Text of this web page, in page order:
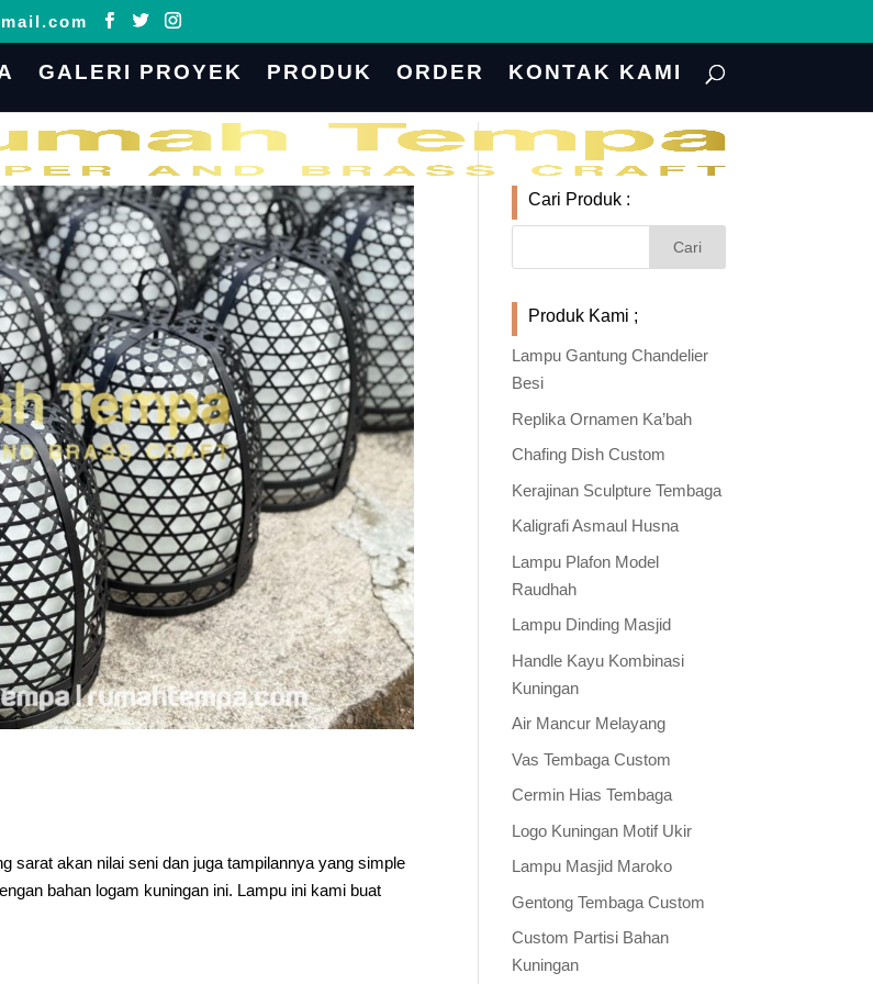
GALERI PROYEK PRODUK ORDER KONTAK KAMI
sarat akan nilai seni dan juga tampilannya yang simple
bahan logam kuningan ini. Lampu ini kami buat
Cari Produk :
Produk Kami ;
Lampu Gantung Chandelier
Besi
Replika Ornamen Ka’bah
Chafing Dish Custom
Kerajinan Sculpture Tembaga
Kaligrafi Asmaul Husna
Lampu Plafon Model
Raudhah
Lampu Dinding Masjid
Handle Kayu Kombinasi
Kuningan
Air Mancur Melayang
Vas Tembaga Custom
Cermin Hias Tembaga
Logo Kuningan Motif Ukir
Lampu Masjid Maroko
Gentong Tembaga Custom
Custom Partisi Bahan
Kuningan